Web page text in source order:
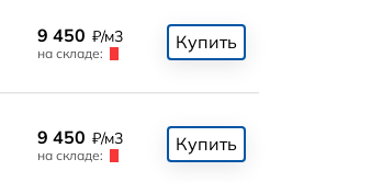
9 450 ₽/м3
на складе:
Купить
9 450 ₽/м3
на складе:
Купить